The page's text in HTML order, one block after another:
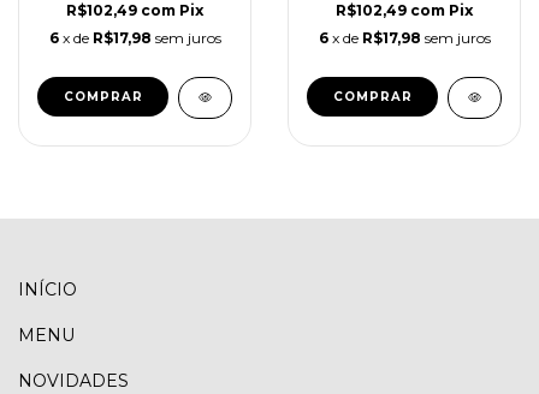
R$102,49 com Pix
6 x de R$17,98 sem juros
COMPRAR
R$102,49 com Pix
6 x de R$17,98 sem juros
COMPRAR
INÍCIO
MENU
NOVIDADES